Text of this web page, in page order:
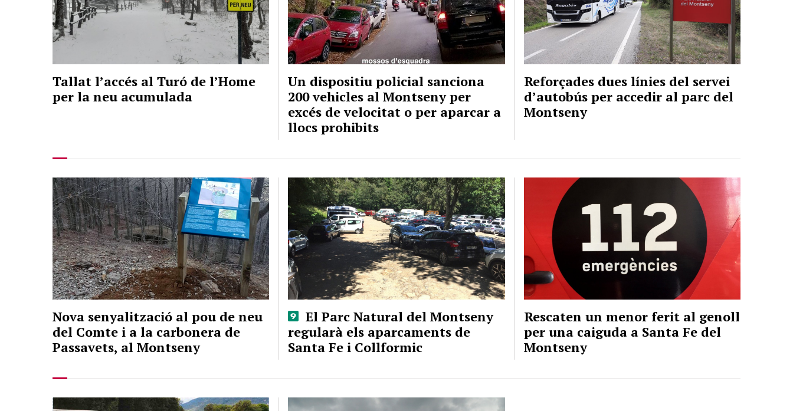
Tallat l’accés al Turó de l’Home
per la neu acumulada
Un dispositiu policial sanciona
200 vehicles al Montseny per
excés de velocitat o per aparcar a
llocs prohibits
Reforçades dues línies del servei
d’autobús per accedir al parc del
Montseny
Nova senyalització al pou de neu
del Comte i a la carbonera de
Passavets, al Montseny
El Parc Natural del Montseny
regularà els aparcaments de
Santa Fe i Collformic
Rescaten un menor ferit al genoll
per una caiguda a Santa Fe del
Montseny